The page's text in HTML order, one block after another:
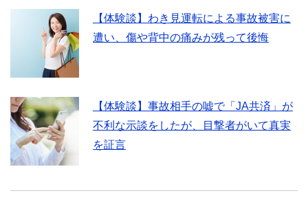
【体験談】わき見運転による事故被害に
遭い、傷や背中の痛みが残って後悔
【体験談】事故相手の嘘で「JA共済」が
不利な示談をしたが、目撃者がいて真実
を証言